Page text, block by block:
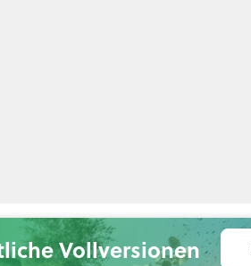
Vollversionen